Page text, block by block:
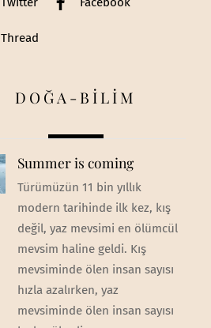
Thread
DOĞA-BİLİM
Summer is coming
Türümüzün 11 bin yıllık
modern tarihinde ilk kez, kış
değil, yaz mevsimi en ölümcül
mevsim haline geldi. Kış
mevsiminde ölen insan sayısı
hızla azalırken, yaz
mevsiminde ölen insan sayısı